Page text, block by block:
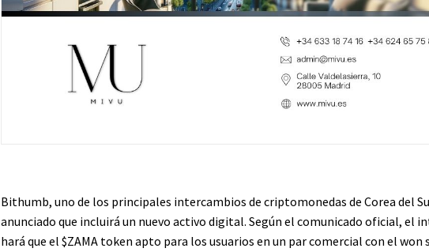
Bithumb, uno de los principales intercambios de criptomonedas de Corea del
anunciado que incluirá un nuevo activo digital. Según el comunicado oficial, el
hará que el $ZAMAtoken apto para los usuarios en un par comercial con el won